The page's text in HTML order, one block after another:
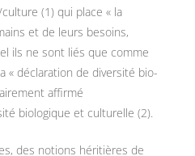
(1) qui place « la
et de leurs besoins,
ils ne sont liés que comme
« déclaration de diversité bio-
affirmé
biologique et culturelle (2).
des notions héritières de